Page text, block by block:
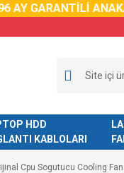
AY GARANTİLİ
HDD
KABLOLARI
Cpu Sogutucu Cooling